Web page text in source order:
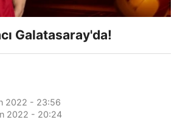
Galatasaray'da!
2022 - 23:56
2022 - 20:24